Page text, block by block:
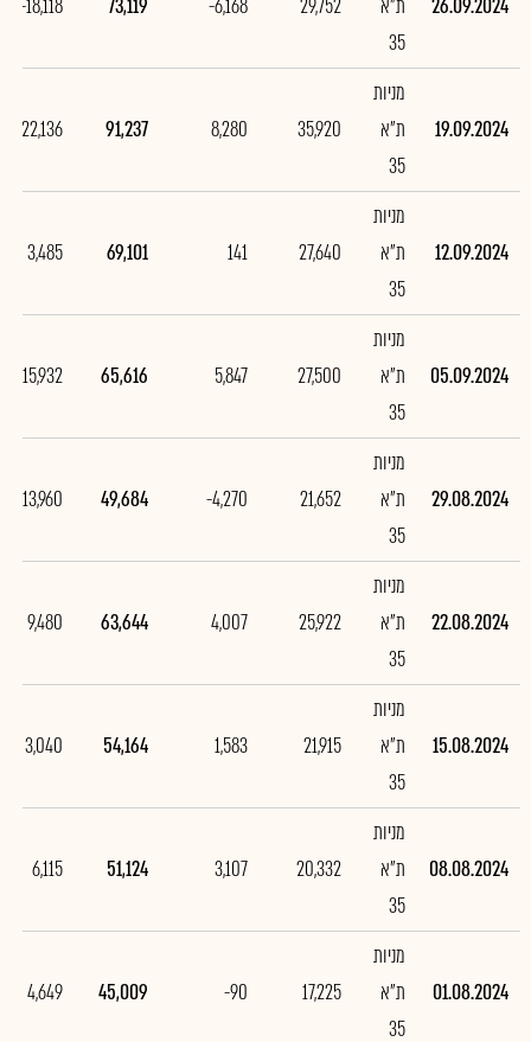
26.09.2024
ת"א
35
29,752
-6,168
73,119
-18,118
19.09.2024
מניות
ת"א
35
35,920
8,280
91,237
22,136
12.09.2024
מניות
ת"א
35
27,640
141
69,101
3,485
05.09.2024
מניות
ת"א
35
27,500
5,847
65,616
15,932
29.08.2024
מניות
ת"א
35
21,652
-4,270
49,684
-13,960
22.08.2024
מניות
ת"א
35
25,922
4,007
63,644
9,480
15.08.2024
מניות
ת"א
35
21,915
1,583
54,164
3,040
08.08.2024
מניות
ת"א
35
20,332
3,107
51,124
6,115
01.08.2024
מניות
ת"א
35
17,225
-90
45,009
4,649